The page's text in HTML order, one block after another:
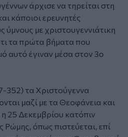
άρχισε να τηρείται στη
κάποιοι ερευνητές
ύμνους με χριστουγεννιάτικη
τα πρώτα βήματα που
αυτό έγιναν μέσα στον 3ο
352) τα Χριστούγεννα
μαζί με τα Θεοφάνεια και
25 Δεκεμβρίου κατόπιν
Ρώμης, όπως πιστεύεται, επί